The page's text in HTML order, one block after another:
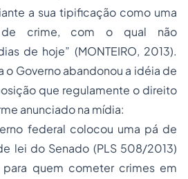
a sua tipificação como uma
de crime, com o qual não
de hoje” (MONTEIRO, 2013).
Governo abandonou a idéia de
que regulamente o direito
anunciado na mídia:
federal colocou uma pá de
lei do Senado (PLS 508/2013)
para quem cometer crimes em